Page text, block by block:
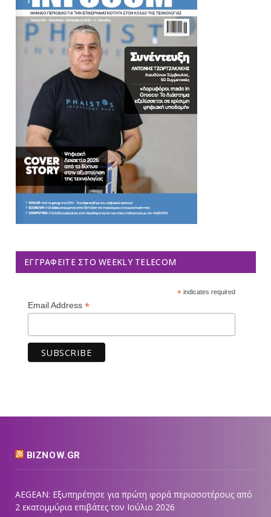
ΕΓΓΡΑΦΕΊΤΕ ΣΤΟ WEEKLY TELECOM
*indicates required
Email Address *
BIZNOW.GR
AEGEAN: Εξυπηρέτησε για πρώτη φορά περισσοτέρους από
2 εκατομμύρια επιβάτες τον Ιούλιο 2026